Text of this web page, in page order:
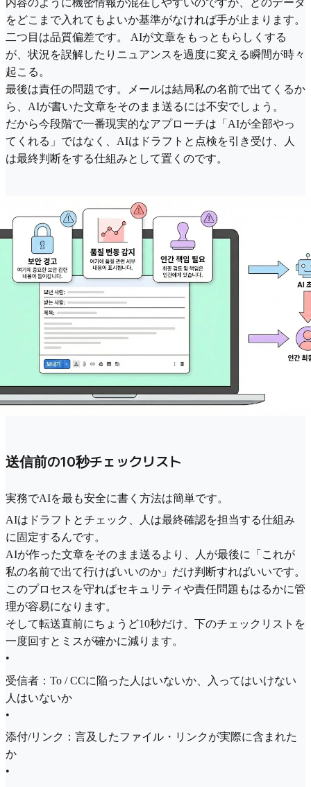
をどこまで入れてもよいか基準がなければ手が止まります。
二つ目は品質偏差です。 AIが文章をもっともらしくする
が、状況を誤解したりニュアンスを過度に変える瞬間が時々
起こる。
最後は責任の問題です。メールは結局私の名前で出てくるか
ら、AIが書いた文章をそのまま送るには不安でしょう。
だから今段階で一番現実的なアプローチは「AIが全部やっ
てくれる」ではなく、AIはドラフトと点検を引き受け、人
は最終判断をする仕組みとして置くのです。
送信前の10秒チェックリスト
実務でAIを最も安全に書く方法は簡単です。
AIはドラフトとチェック、人は最終確認を担当する仕組み
に固定するんです。
AIが作った文章をそのまま送るより、人が最後に「これが
私の名前で出て行けばいいのか」だけ判断すればいいです。
このプロセスを守ればセキュリティや責任問題もはるかに管
理が容易になります。
そして転送直前にちょうど10秒だけ、下のチェックリストを
一度回すとミスが確かに減ります。
•
受信者：To / CCに陥った人はいないか、入ってはいけない
人はいないか
•
添付/リンク：言及したファイル・リンクが実際に含まれた
か
•